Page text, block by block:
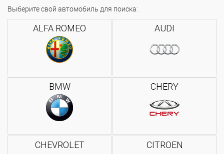
Выберите свой автомобиль для поиска:
ALFA ROMEO AUDI
BMW CHERY
CHEVROLET CITROEN